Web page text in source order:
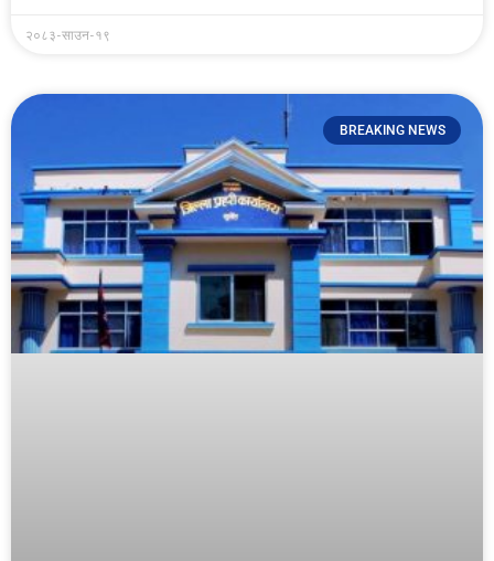
२०८३-साउन-१९
BREAKING NEWS